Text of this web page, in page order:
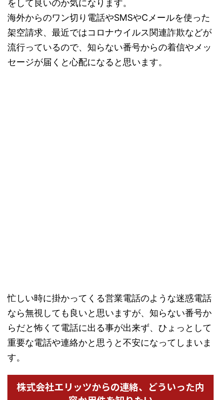
をして良いのか気になります。
海外からのワン切り電話やSMSやCメールを使った
架空請求、最近ではコロナウイルス関連詐欺などが
流行っているので、知らない番号からの着信やメッ
セージが届くと心配になると思います。
忙しい時に掛かってくる営業電話のような迷惑電話
なら無視しても良いと思いますが、知らない番号か
らだと怖くて電話に出る事が出来ず、ひょっとして
重要な電話や連絡かと思うと不安になってしまいま
す。
株式会社エリッツからの連絡、どういった内